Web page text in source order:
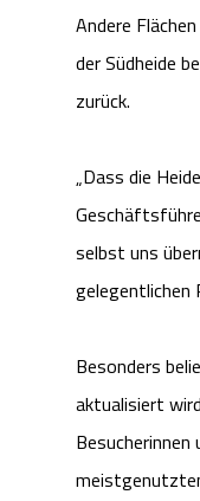
Andere
der Südheide
zurück.
„Dass die
selbst uns
gelegentlichen
Besonders
aktualisiert